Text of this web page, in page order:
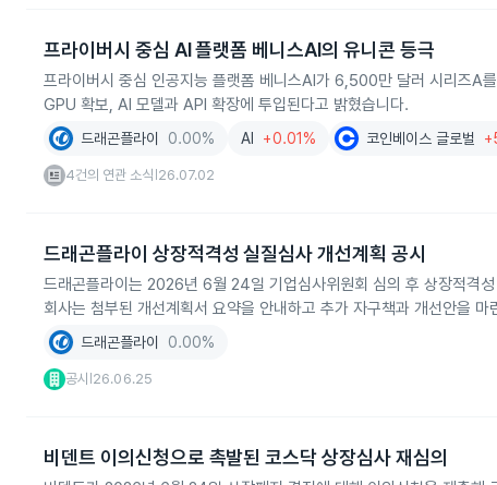
프라이버시 중심 AI 플랫폼 베니스AI의 유니콘 등극
프라이버시 중심 인공지능 플랫폼 베니스AI가 6,500만 달러 시리즈A
GPU 확보, AI 모델과 API 확장에 투입된다고 밝혔습니다.
드래곤플라이 0.00% AI +0.01% 코인베이스 글로벌
4건의 연관 소식 26.07.02
드래곤플라이 상장적격성 실질심사 개선계획 공시
드래곤플라이는 2026년 6월 24일 기업심사위원회 심의 후 상장적격
회사는 첨부된 개선계획서 요약을 안내하고 추가 자구책과 개선안을 마
드래곤플라이 0.00%
공시 26.06.25
비덴트 이의신청으로 촉발된 코스닥 상장심사 재심의